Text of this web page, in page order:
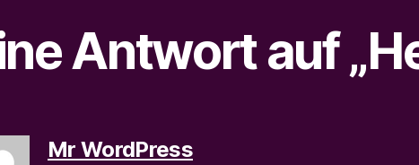
Antwort auf
Mr WordPresssagt: